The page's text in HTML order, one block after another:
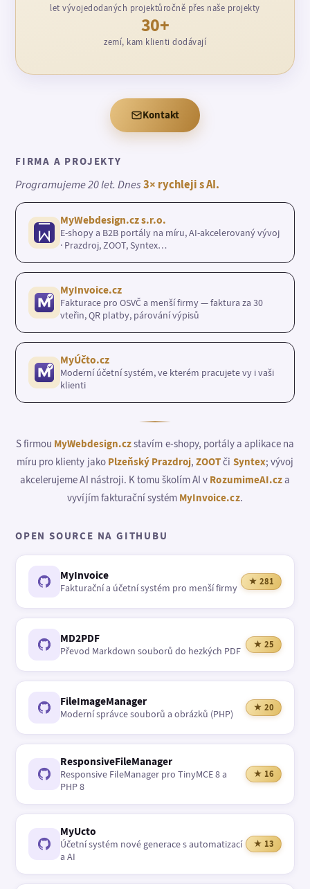
let vývojedodaných projektůročně přes naše projekty
30+
zemí, kam klienti dodávají
Kontakt
FIRMA A PROJEKTY
Programujeme 20 let. Dnes3× rychleji s AI.
MyWebdesign.cz s.r.o.
E-shopy a B2B portály na míru, AI-akcelerovaný vývoj
· Prazdroj, ZOOT, Syntex…
MyInvoice.cz
Fakturace pro OSVČ a menší firmy — faktura za 30
vteřin, QR platby, párování výpisů
MyÚčto.cz
Moderní účetní systém, ve kterém pracujete vy i vaši
klienti
S firmou MyWebdesign.czstavím e-shopy, portály a aplikace na
míru pro klienty jako Plzeňský Prazdroj,ZOOTči Syntex; vývoj
akcelerujeme AI nástroji. K tomu školím AI v RozumimeAI.cza
vyvíjím fakturační systém MyInvoice.cz.
OPEN SOURCE NA GITHUBU
MyInvoice
Fakturační a účetní systém pro menší firmy
★ 281
MD2PDF
Převod Markdown souborů do hezkých PDF
★ 25
FileImageManager
Moderní správce souborů a obrázků (PHP)
★ 20
ResponsiveFileManager
Responsive FileManager pro TinyMCE 8 a
PHP 8
★ 16
MyUcto
Účetní systém nové generace s automatizací
a AI
★ 13